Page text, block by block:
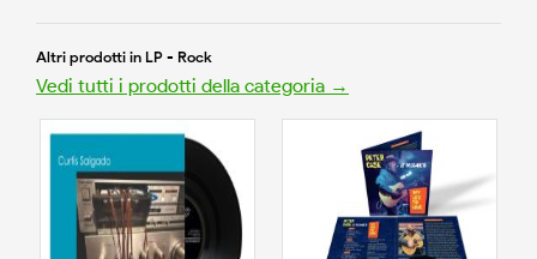
Altri prodotti in LP - Rock
Vedi tutti i prodotti della categoria →